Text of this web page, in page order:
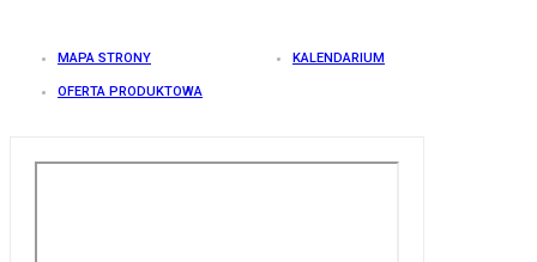
MAPA STRONY KALENDARIUM
OFERTA PRODUKTOWA